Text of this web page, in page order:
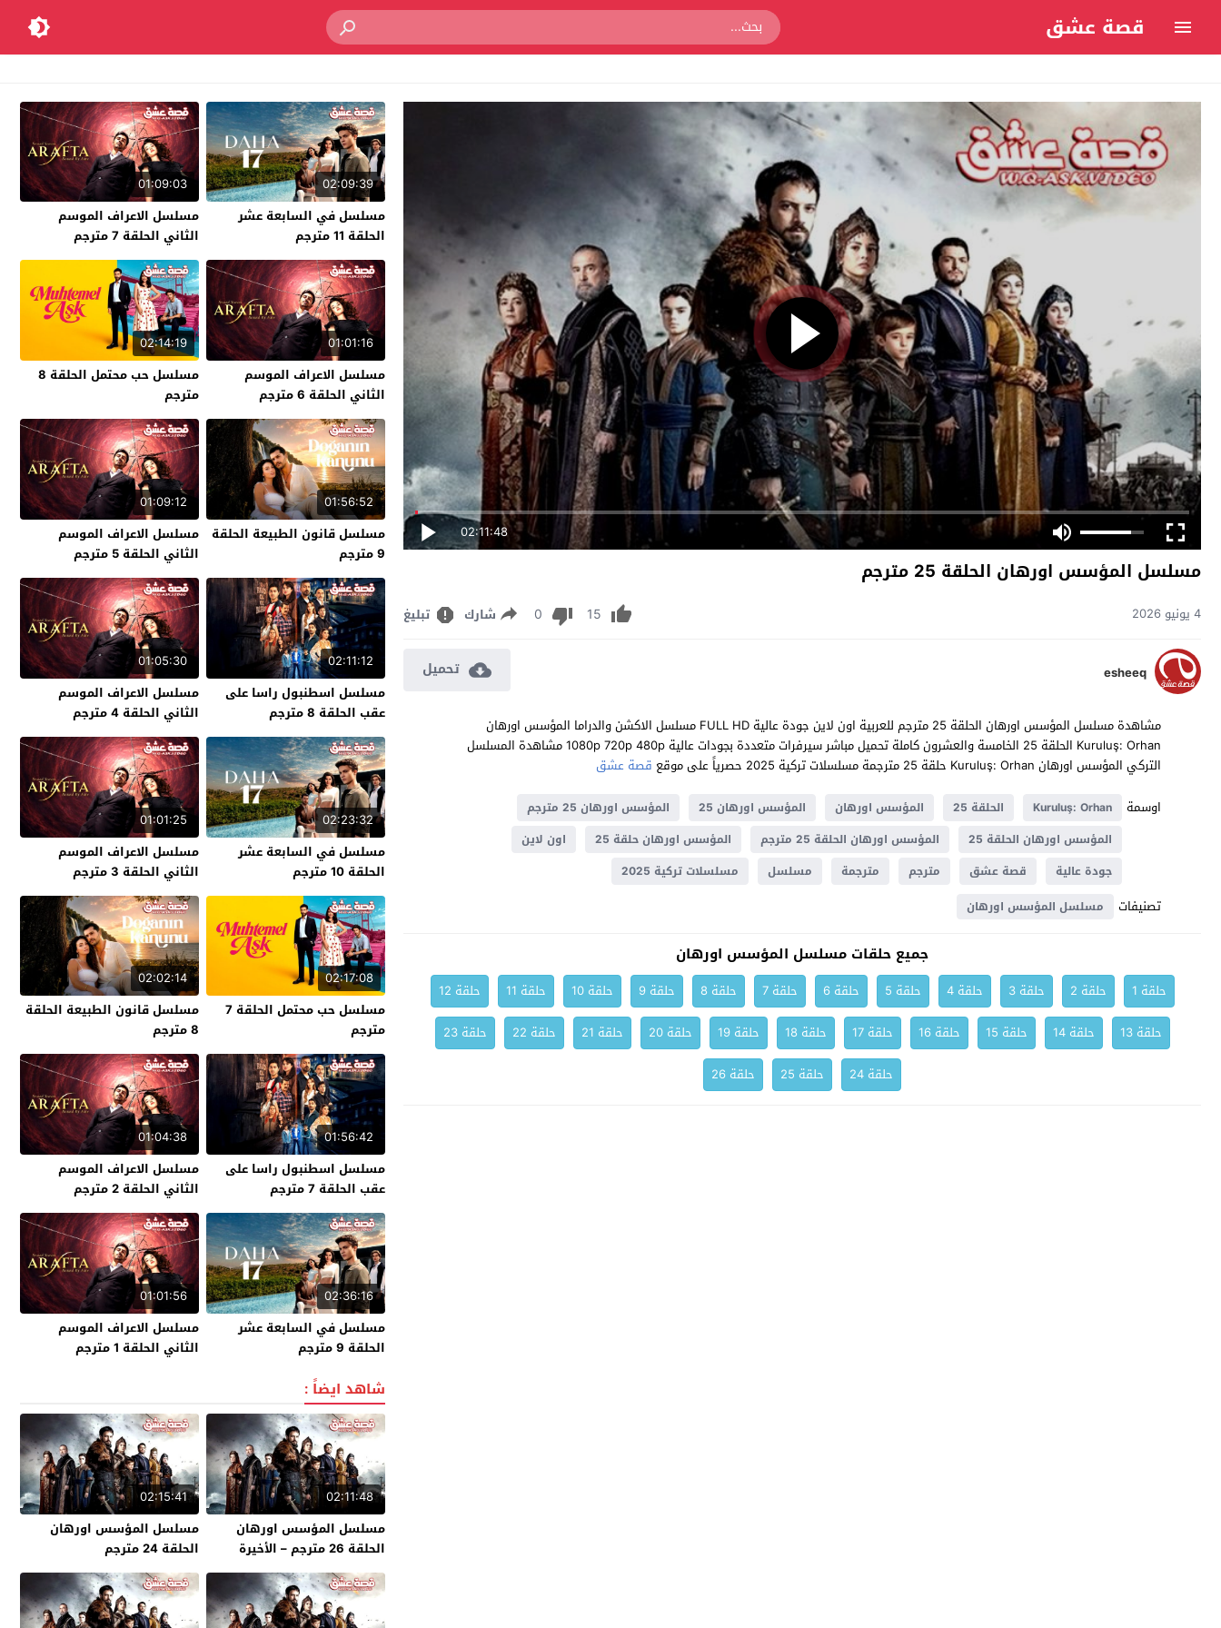
قصة عشق
02:11:48
مسلسل المؤسس اورهان الحلقة 25 مترجم
4 يونيو 2026 15
0 شارك تبليغ
esheeq تحميل
مشاهدة مسلسل المؤسس اورهان الحلقة 25 مترجم للعربية اون لاين جودة عالية FULL HD مسلسل الاكشن والدراما المؤسس اورهان
Kuruluş: Orhan الحلقة 25 الخامسة والعشرون كاملة تحميل مباشر سيرفرات متعددة بجودات عالية 1080p 720p 480p مشاهدة المسلسل
التركي المؤسس اورهان Kuruluş: Orhan حلقة 25 مترجمة مسلسلات تركية 2025 حصرياً على موقع
قصة عشق
اوسمة
Kuruluş: Orhan الحلقة 25 المؤسس اورهان المؤسس اورهان 25
المؤسس اورهان 25 مترجم
المؤسس اورهان الحلقة 25
المؤسس اورهان الحلقة 25 مترجم المؤسس اورهان حلقة 25
اون لاين
جودة عالية
قصة عشق مترجم مترجمة مسلسل مسلسلات تركية 2025
تصنيفات مسلسل المؤسس اورهان
جميع حلقات مسلسل المؤسس اورهان
حلقة 1 حلقة 2 حلقة 3 حلقة 4 حلقة 5 حلقة 6 حلقة 7 حلقة 8 حلقة 9 حلقة 10 حلقة 11
حلقة 12
حلقة 13
حلقة 14 حلقة 15 حلقة 16 حلقة 17 حلقة 18 حلقة 19 حلقة 20 حلقة 21 حلقة 22
حلقة 23
حلقة 24
حلقة 25 حلقة 26
02:09:39
مسلسل في السابعة عشر
الحلقة 11 مترجم
01:09:03
مسلسل الاعراف الموسم
الثاني الحلقة 7 مترجم
01:01:16
مسلسل الاعراف الموسم
الثاني الحلقة 6 مترجم
02:14:19
مسلسل حب محتمل الحلقة 8
مترجم
01:56:52
مسلسل قانون الطبيعة الحلقة
9 مترجم
01:09:12
مسلسل الاعراف الموسم
الثاني الحلقة 5 مترجم
02:11:12
مسلسل اسطنبول راسا على
عقب الحلقة 8 مترجم
01:05:30
مسلسل الاعراف الموسم
الثاني الحلقة 4 مترجم
02:23:32
مسلسل في السابعة عشر
الحلقة 10 مترجم
01:01:25
مسلسل الاعراف الموسم
الثاني الحلقة 3 مترجم
02:17:08
مسلسل حب محتمل الحلقة 7
مترجم
02:02:14
مسلسل قانون الطبيعة الحلقة
8 مترجم
01:56:42
مسلسل اسطنبول راسا على
عقب الحلقة 7 مترجم
01:04:38
مسلسل الاعراف الموسم
الثاني الحلقة 2 مترجم
02:36:16
مسلسل في السابعة عشر
الحلقة 9 مترجم
01:01:56
مسلسل الاعراف الموسم
الثاني الحلقة 1 مترجم
شاهد ايضاً :
02:11:48
مسلسل المؤسس اورهان
الحلقة 26 مترجم – الأخيرة
02:15:41
مسلسل المؤسس اورهان
الحلقة 24 مترجم